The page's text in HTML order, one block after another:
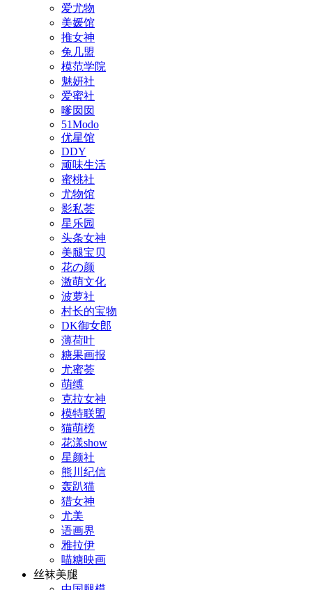
爱尤物
美媛馆
推女神
兔几盟
模范学院
魅妍社
爱蜜社
嗲囡囡
51Modo
优星馆
DDY
顽味生活
蜜桃社
尤物馆
影私荟
星乐园
头条女神
美腿宝贝
花の颜
激萌文化
波萝社
村长的宝物
DK御女郎
薄荷叶
糖果画报
尤蜜荟
萌缚
克拉女神
模特联盟
猫萌榜
花漾show
星颜社
熊川纪信
轰趴猫
猎女神
尤美
语画界
雅拉伊
喵糖映画
丝袜美腿